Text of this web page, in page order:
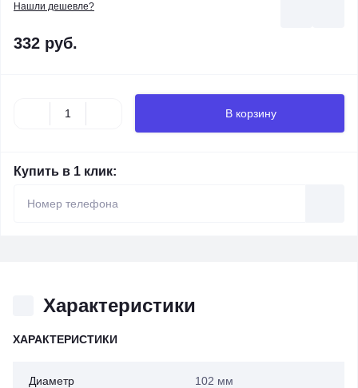
Нашли дешевле?
332 руб.
В корзину
Купить в 1 клик:
Характеристики
ХАРАКТЕРИСТИКИ
Диаметр 102 мм